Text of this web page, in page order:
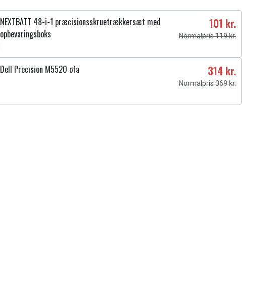
NEXTBATT 48-i-1 præcisionsskruetrækkersæt med
opbevaringsboks
101 kr.
Normalpris 119 kr.
Dell Precision M5520 ofa 314 kr.
Normalpris 369 kr.